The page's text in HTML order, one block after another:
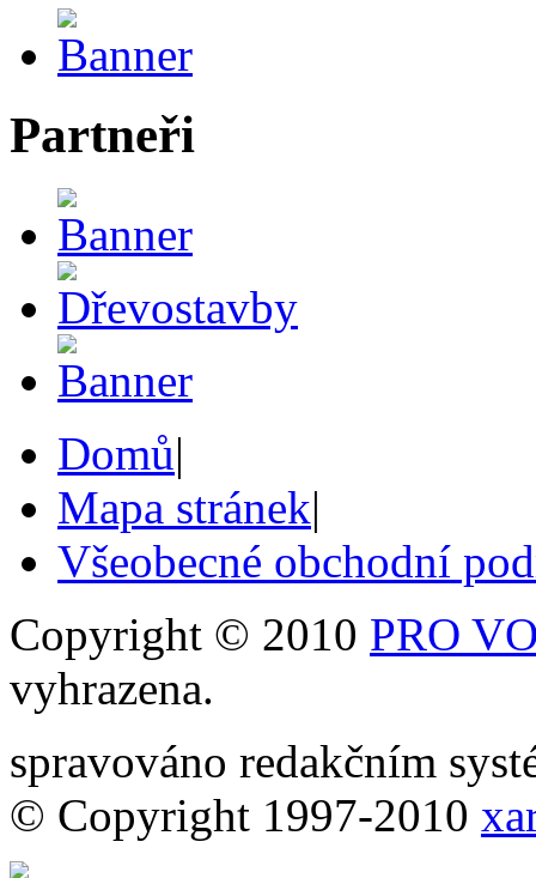
Partneři
Domů|
Mapa stránek|
Všeobecné obchodní
Copyright © 2010 PRO
vyhrazena.
spravováno redakčním
© Copyright 1997-2010